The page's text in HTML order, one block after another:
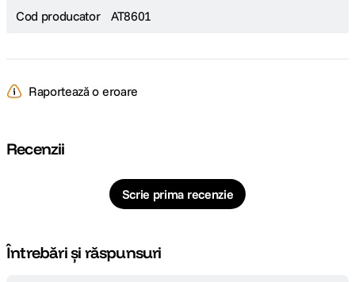
Cod producator AT8601
Raportează o eroare
Recenzii
Scrie prima recenzie
Întrebări și răspunsuri